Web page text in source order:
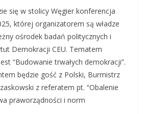
się w stolicy Węgier konferencja
której organizatorem są władze
ośrodek badań politycznych i
Demokracji CEU. Tematem
“Budowanie trwałych demokracji”.
będzie gość z Polski, Burmistrz
z referatem pt. “Obalenie
praworządności i norm